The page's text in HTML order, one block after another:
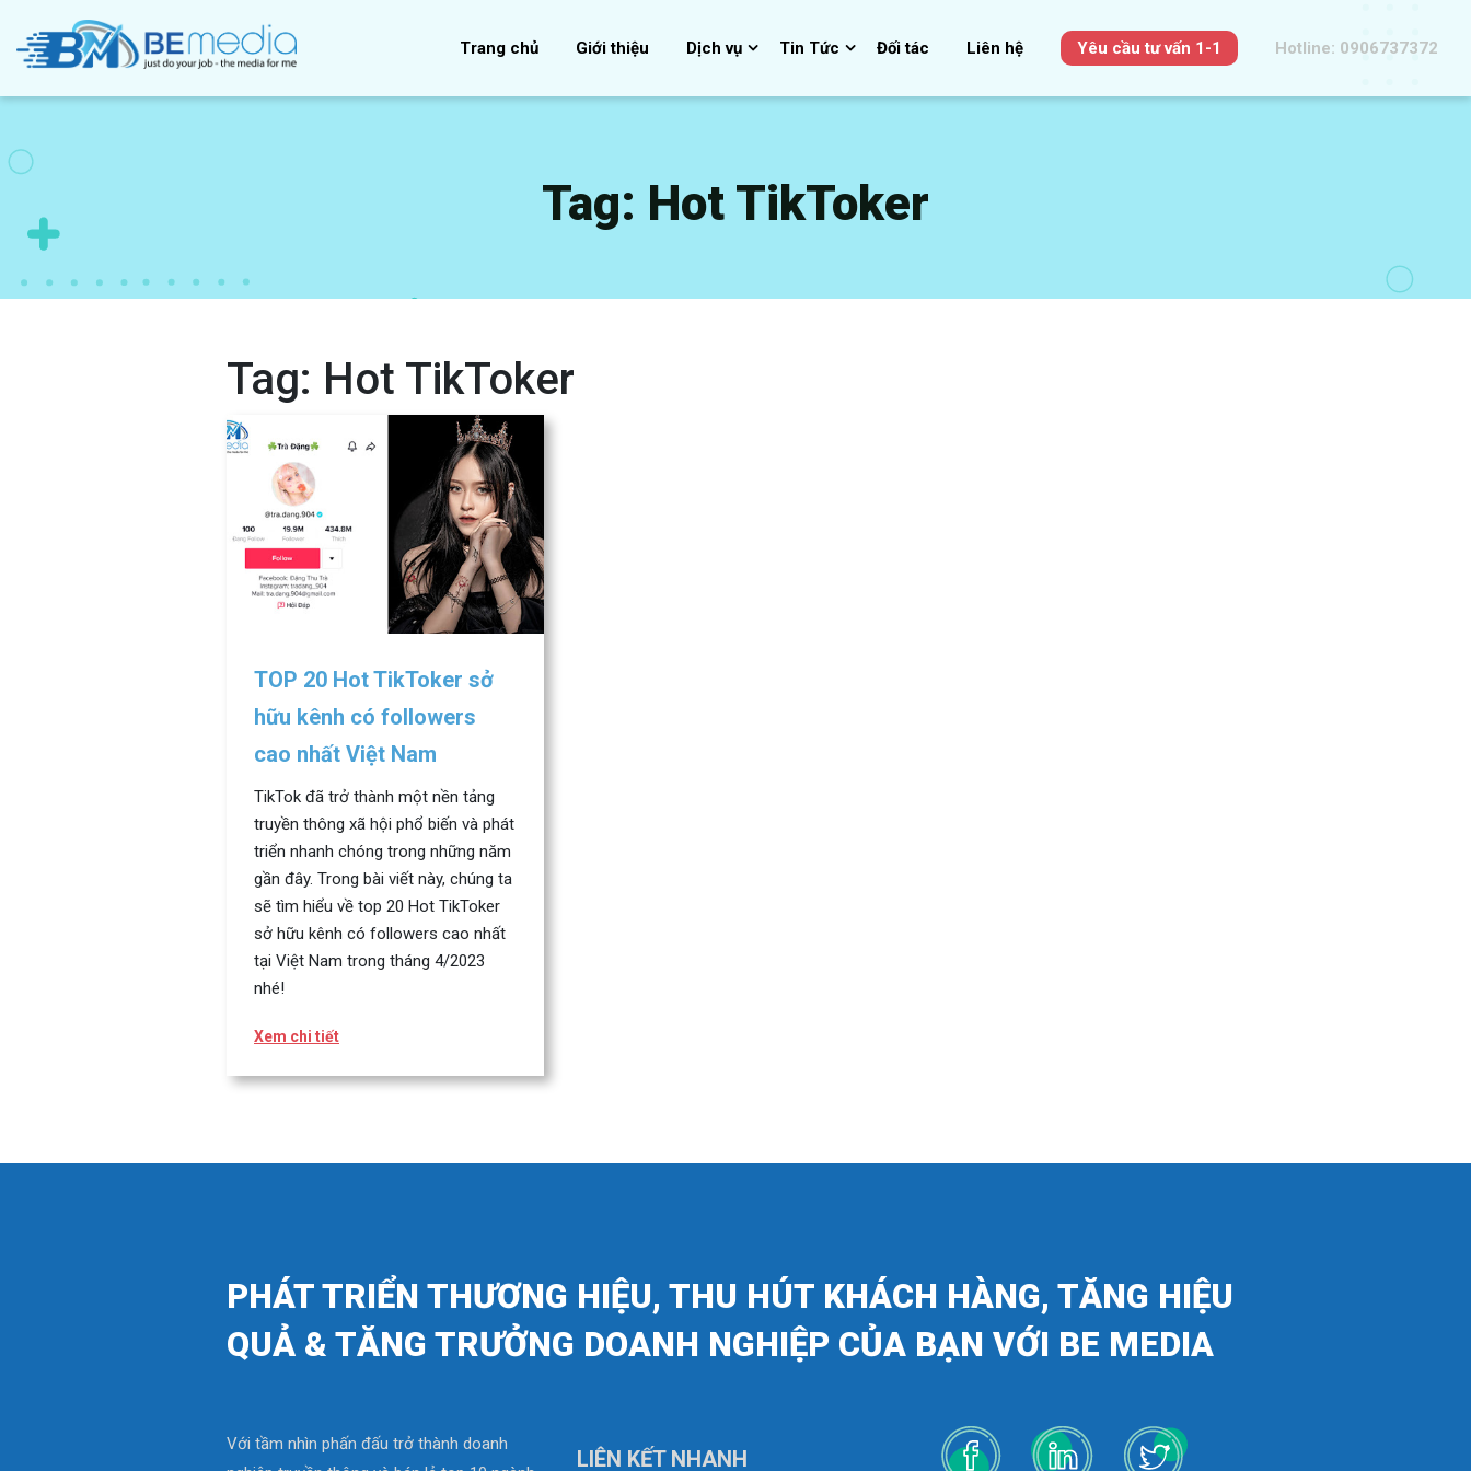
Trang chủ Giới thiệu Dịch vụ Tin Tức Đối tác Liên hệ Yêu cầu tư vấn 1-1 Hotline: 0906737372
Tag: Hot TikToker
Tag: Hot TikToker
TOP 20 Hot TikToker sở
hữu kênh có followers
cao nhất Việt Nam
TikTok đã trở thành một nền tảng
truyền thông xã hội phổ biến và phát
triển nhanh chóng trong những năm
gần đây. Trong bài viết này, chúng ta
sẽ tìm hiểu về top 20 Hot TikToker
sở hữu kênh có followers cao nhất
tại Việt Nam trong tháng 4/2023
nhé!
Xem chi tiết
PHÁT TRIỂN THƯƠNG HIỆU, THU HÚT KHÁCH HÀNG, TĂNG HIỆU
QUẢ & TĂNG TRƯỞNG DOANH NGHIỆP CỦA BẠN VỚI BE MEDIA
Với tầm nhìn phấn đấu trở thành doanh
LIÊN KẾT NHANH